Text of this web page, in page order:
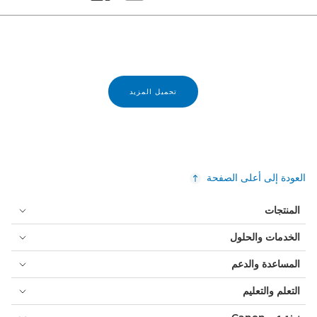
تحميل المزيد
العودة إلى أعلى الصفحة
المنتجات
الخدمات والحلول
المساعدة والدعم
التعلم والتعليم